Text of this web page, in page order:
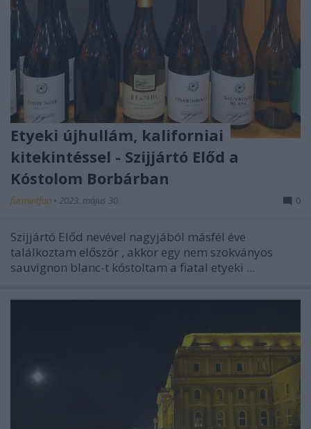
Etyeki újhullám, kaliforniai
kitekintéssel - Szijjártó Előd a
Kóstolom Borbárban
furmintfan • 2023. május 30. 0
Szijjártó Előd nevével nagyjából másfél éve
találkoztam először , akkor egy nem szokványos
sauvignon blanc-t kóstoltam a fiatal etyeki ...